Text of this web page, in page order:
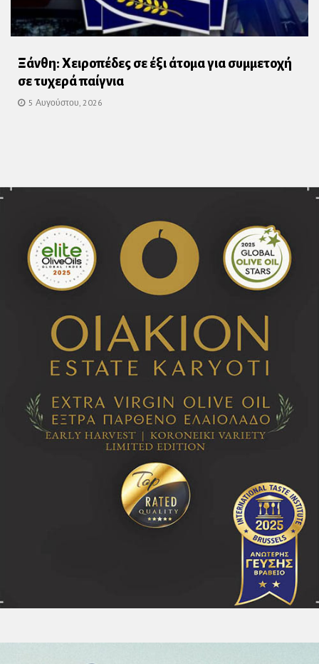
Ξάνθη: Χειροπέδες σε έξι άτομα για συμμετοχή
σε τυχερά παίγνια
5 Αυγούστου, 2026